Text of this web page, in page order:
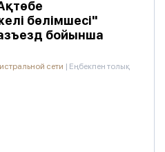
бөлімшесі"
бойынша
сети | Еңбекпен толық